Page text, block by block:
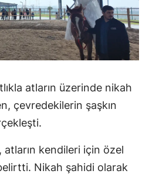
atların üzerinde nikah
çevredekilerin şaşkın
kendileri için özel
Nikah şahidi olarak